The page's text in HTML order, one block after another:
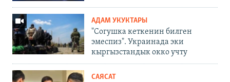
АДАМ УКУКТАРЫ
"Согушка кеткенин билген
эмеспиз". Украинада эки
кыргызстандык окко учту
САЯСАТ